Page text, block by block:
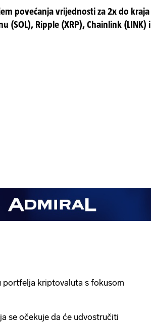
povećanja vrijednosti za 2x do kraja
(SOL), Ripple (XRP), Chainlink (LINK) i
portfelja kriptovaluta s fokusom
se očekuje da će udvostručiti